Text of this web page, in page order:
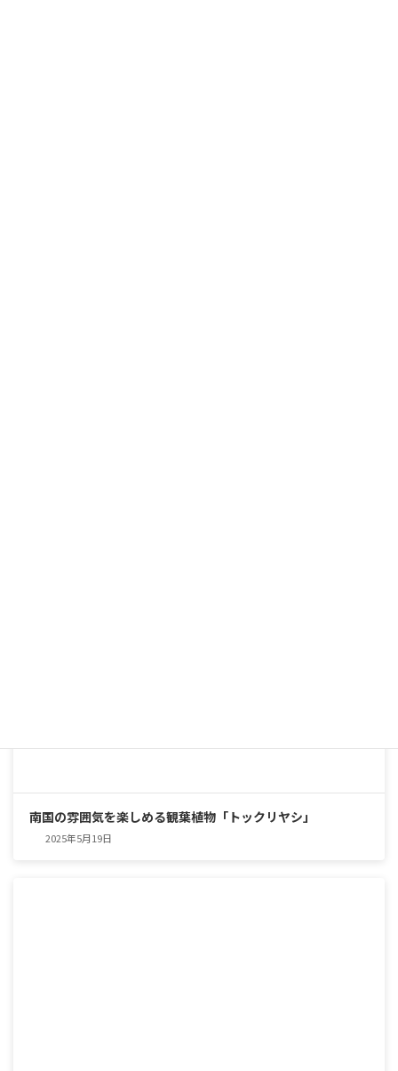
南国の雰囲気を楽しめる観葉植物「トックリヤシ」
2025年5月19日